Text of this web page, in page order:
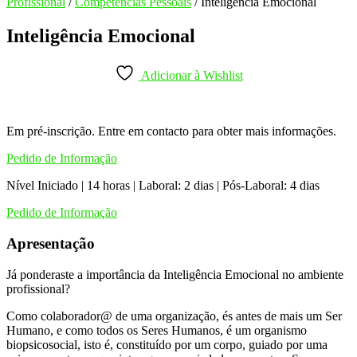
Inteligência Emocional
Adicionar à Wishlist
Em pré-inscrição. Entre em contacto para obter mais informações.
Pedido de Informação
Nível Iniciado | 14 horas | Laboral: 2 dias | Pós-Laboral: 4 dias
Pedido de Informação
Apresentação
Já ponderaste a importância da Inteligência Emocional no ambiente
profissional?
Como colaborador@ de uma organização, és antes de mais um Ser
Humano, e como todos os Seres Humanos, é um organismo
biopsicosocial, isto é, constituído por um corpo, guiado por uma